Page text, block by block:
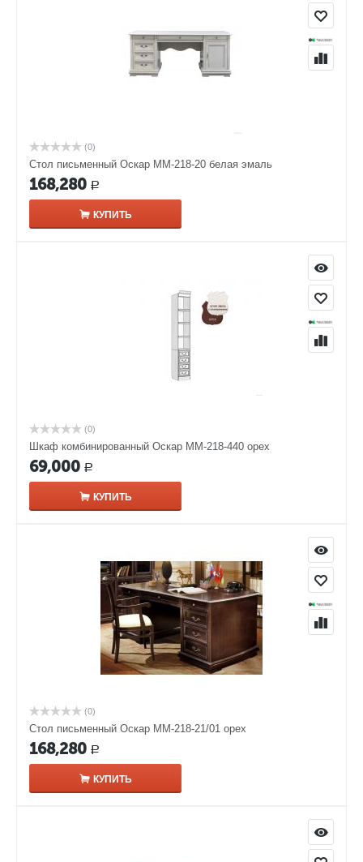
(0)
Стол письменный Оскар ММ-218-20 белая эмаль
168,280 Р
КУПИТЬ
(0)
Шкаф комбинированный Оскар ММ-218-440 орех
69,000 Р
КУПИТЬ
(0)
Стол письменный Оскар ММ-218-21/01 орех
168,280 Р
КУПИТЬ